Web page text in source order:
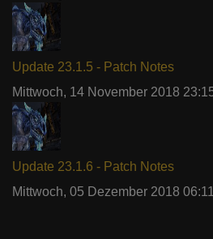
Update 23.1.5 - Patch Notes
Mittwoch, 14 November 2018
Update 23.1.6 - Patch Notes
Mittwoch, 05 Dezember 2018 06:11